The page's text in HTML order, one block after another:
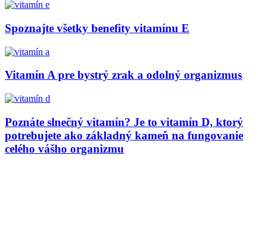
Spoznajte všetky benefity vitamínu E
Vitamín A pre bystrý zrak a odolný organizmus
Poznáte slnečný vitamín? Je to vitamín D, ktorý
potrebujete ako základný kameň na fungovanie
celého vášho organizmu